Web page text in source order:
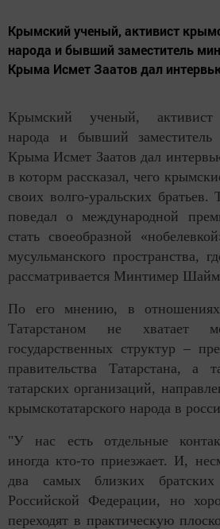
Крымский ученый, активист
народа и бывший заместитель
Крыма Исмет Заатов дал
Крымский ученый, активист
народа и бывший заместитель
Крыма Исмет Заатов дал
в которм рассказал, чего
своих волго-уральских
поведал о международной
стать своеобразной
мусульманского пространства,
рассматривается Минтимер
По его мнению, в
Татарстаном не хватает
государственных структур –
правительства Татарстана, а
татарских организаций,
крымскотатарского народа в
"У нас есть отдельные
иногда кто-то приезжает. И,
два самых близких
Российской Федерации, но
переходят в практическую